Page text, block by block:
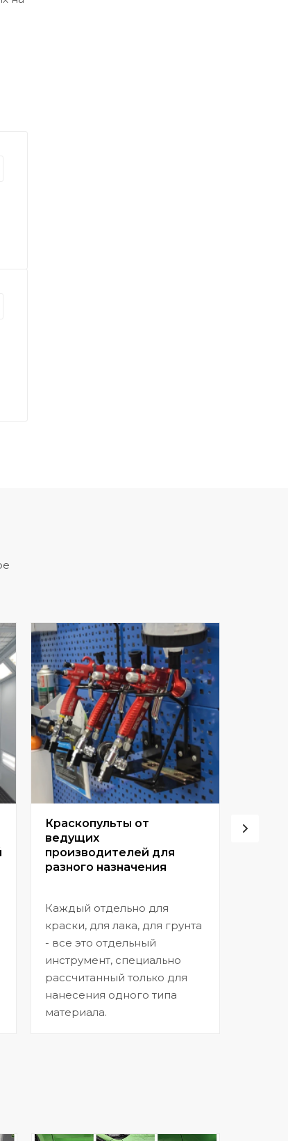
Краскопульты от
ведущих
производителей для
разного назначения
Каждый отдельно для
краски, для лака, для грунта
- все это отдельный
инструмент, специально
рассчитанный только для
нанесения одного типа
материала.